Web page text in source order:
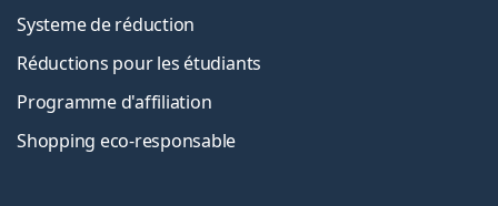
Systeme de réduction
Réductions pour les étudiants
Programme d'affiliation
Shopping eco-responsable